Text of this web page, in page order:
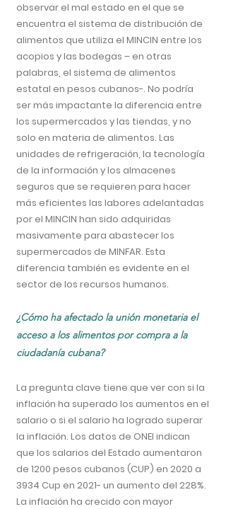
observar el mal estado en el que se
encuentra el sistema de distribución de
alimentos que utiliza el MINCIN entre los
acopios y las bodegas – en otras
palabras, el sistema de alimentos
estatal en pesos cubanos-. No podría
ser más impactante la diferencia entre
los supermercados y las tiendas, y no
solo en materia de alimentos. Las
unidades de refrigeración, la tecnología
de la información y los almacenes
seguros que se requieren para hacer
más eficientes las labores adelantadas
por el MINCIN han sido adquiridas
masivamente para abastecer los
supermercados de MINFAR. Esta
diferencia también es evidente en el
sector de los recursos humanos.
¿Cómo ha afectado la unión monetaria el
acceso a los alimentos por compra a la
ciudadanía cubana?
La pregunta clave tiene que ver con si la
inflación ha superado los aumentos en el
salario o si el salario ha logrado superar
la inflación. Los datos de ONEI indican
que los salarios del Estado aumentaron
de 1200 pesos cubanos (CUP) en 2020 a
3934 Cup en 2021- un aumento del 228%.
La inflación ha crecido con mayor